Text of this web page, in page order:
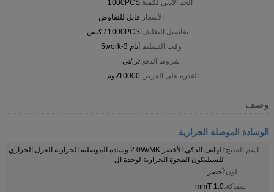
الحد الأدنى لكمية:1000PCS
الأسعار:قابل للتفاوض
تفاصيل التغليف:1000PCS / كيس
وقت التسليم:أيام 3-5work
شروط الدفع:تي/تي
القدرة على العرض:10000/يوم
وصف
الوسادة الموصلة الحرارية
اسم المنتج:
الهاتف الذكي الأخضر 2.0W/MK وسادة الموصلية الحرارية العزل الحراري
للسيليكون الفجوة الحرارية لوحدة ال
لون:أخضر
سماكة:1.0 mmT